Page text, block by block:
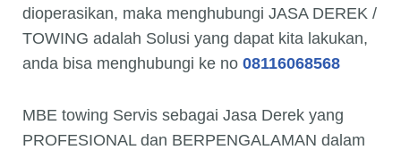
dioperasikan, maka menghubungi JASA DEREK /
TOWING adalah Solusi yang dapat kita lakukan,
anda bisa menghubungi ke no 08116068568
MBE towing Servis sebagai Jasa Derek yang
PROFESIONAL dan BERPENGALAMAN dalam